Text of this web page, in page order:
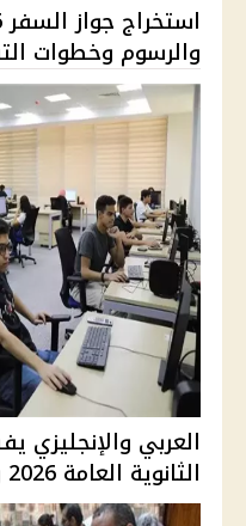
والرسوم وخطوات
العربي والإنجليزي
الثانوية العامة 2026 وتأثيرهما ع...